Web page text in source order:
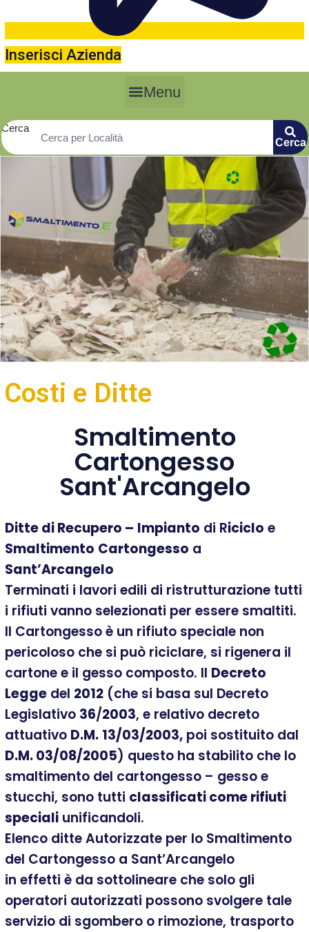
Inserisci Azienda
Menu
Cerca
Cerca
Costi e Ditte
Smaltimento
Cartongesso
Sant'Arcangelo
Ditte di Recupero – Impianto di Riciclo e
Smaltimento Cartongesso a
Sant’Arcangelo
Terminati i lavori edili di ristrutturazione tutti
i rifiuti vanno selezionati per essere smaltiti.
Il Cartongesso è un rifiuto speciale non
pericoloso che si può riciclare, si rigenera il
cartone e il gesso composto. Il Decreto
Legge del 2012 (che si basa sul Decreto
Legislativo 36/2003, e relativo decreto
attuativo D.M. 13/03/2003, poi sostituito dal
D.M. 03/08/2005) questo ha stabilito che lo
smaltimento del cartongesso – gesso e
stucchi, sono tutti classificati come rifiuti
speciali unificandoli.
Elenco ditte Autorizzate per lo Smaltimento
del Cartongesso a Sant’Arcangelo
in effetti è da sottolineare che solo gli
operatori autorizzati possono svolgere tale
servizio di sgombero o rimozione, trasporto